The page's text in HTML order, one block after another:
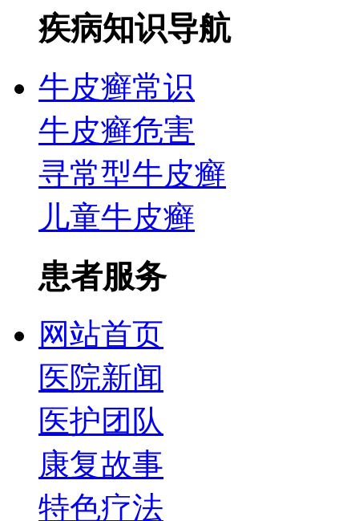
疾病知识导航
牛皮癣常识
牛皮癣危害
寻常型牛皮癣
儿童牛皮癣
患者服务
网站首页
医院新闻
医护团队
康复故事
特色疗法